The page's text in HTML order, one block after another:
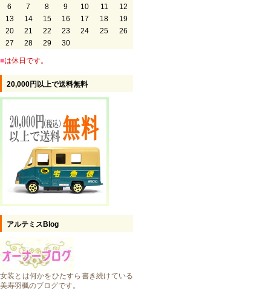
6
7 8 9 10 11
12
13
14 15 16 17 18
19
20
21 22 23 24 25
26
27
28 29 30
■は休日です。
20,000円以上で送料無料
アルテミスBlog
女装とは何かをひたすら書き続けている
美寿羽楓のブログです。